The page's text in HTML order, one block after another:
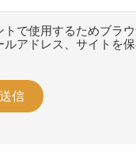
トで使用するためブラ
アドレス、サイトを保